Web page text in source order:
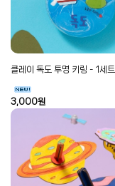
클레이 독도 투명 키링 - 1세트
3,000원